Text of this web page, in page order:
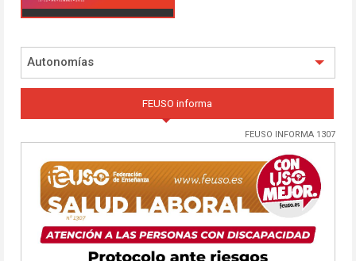
Autonomías
FEUSO informa
FEUSO INFORMA 1307